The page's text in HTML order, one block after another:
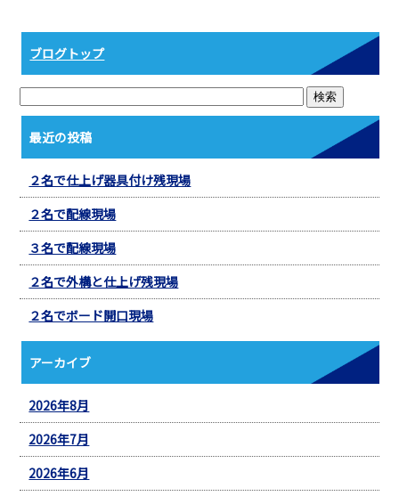
o
k
ブログトップ
最近の投稿
２名で仕上げ器具付け残現場
２名で配線現場
３名で配線現場
２名で外構と仕上げ残現場
２名でボード開口現場
アーカイブ
2026年8月
2026年7月
2026年6月